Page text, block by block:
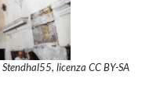
licenza CC BY-SA